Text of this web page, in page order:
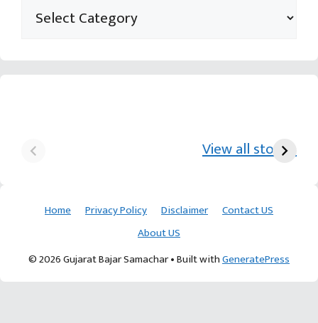
View all stories
ખેડૂતની કમાલ આચાર્ય દેવવ્રતજી
Home Privacy Policy Disclaimer
Contact US
About US
© 2026 Gujarat Bajar Samachar• Built withGeneratePress